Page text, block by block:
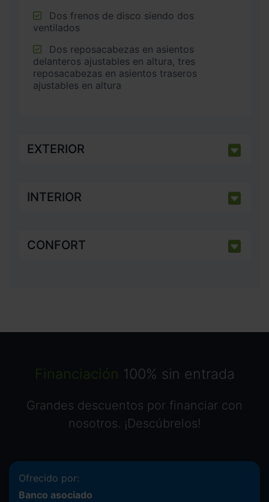
ventilados
delanteros ajustables en altura, tres
reposacabezas en asientos traseros
ajustables en altura
EXTERIOR
INTERIOR
CONFORT
Financiación 100% sin entrada
Grandes descuentos por financiar con
nosotros. ¡Descúbrelos!
Ofrecido por:
Banco asociado